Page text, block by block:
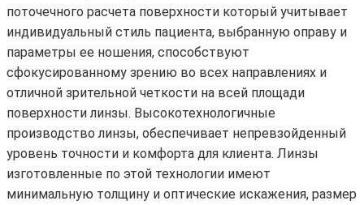
поточечного расчета поверхности который учитывает
индивидуальный стиль пациента, выбранную оправу и
параметры ее ношения, способствуют
сфокусированному зрению во всех направлениях и
отличной зрительной четкости на всей площади
поверхности линзы. Высокотехнологичные
производство линзы, обеспечивает непревзойденный
уровень точности и комфорта для клиента. Линзы
изготовленные по этой технологии имеют
минимальную толщину и оптические искажения, размер